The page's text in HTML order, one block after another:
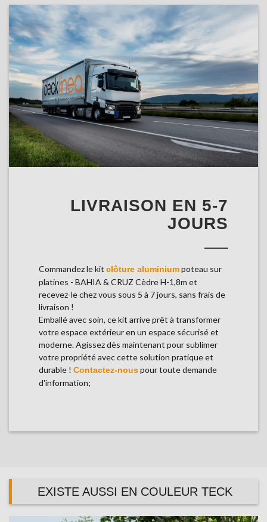
LIVRAISON EN 5-7
JOURS
Commandez le kit clôture aluminiumpoteau sur
platines - BAHIA & CRUZ Cèdre H-1,8m et
recevez-le chez vous sous 5 à 7 jours, sans frais de
livraison !
Emballé avec soin, ce kit arrive prêt à transformer
votre espace extérieur en un espace sécurisé et
moderne. Agissez dès maintenant pour sublimer
votre propriété avec cette solution pratique et
durable ! Contactez-nouspour toute demande
d'information;
EXISTE AUSSI EN COULEUR TECK